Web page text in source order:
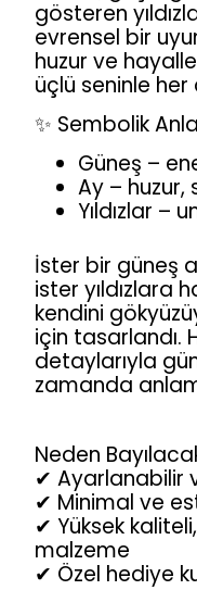
gösteren
evrensel bir
huzur ve
üçlü seninle her
✨ Sembolik
Güneş –
Ay – huzur,
Yıldızlar –
İster bir güneş
ister yıldızlara
kendini
için tasarlandı.
detaylarıyla
zamanda
Neden
✔ Ayarlanabilir
✔ Minimal ve
✔ Yüksek
malzeme
✔ Özel hediye